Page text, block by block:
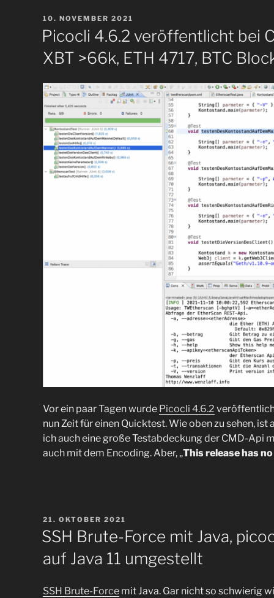
Version
2.34
auf
Raspberry
Pi
installiert
werden?“
VERÖFFENTLICHT
AM
10. NOVEMBER 2021
Picocli 4.6.2 veröffentlicht bei
XBT >66k, ETH 4717, BTC
Vor ein paar Tagen wurde Picocli 4.6.2
nun Zeit für einen Quicktest. Wie oben zu sehen, ist
ich auch eine große Testabdeckung der CMD-Api
auch mit dem Encoding. Aber, „This release has
VERÖFFENTLICHT
AM
21. OKTOBER 2021
SSH Brute-Force mit Java,
auf Java 11 umgestellt
SSH Brute-Force mit Java. Gar nicht so schwierig